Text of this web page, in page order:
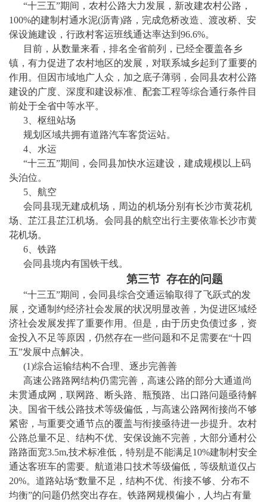
“十三五”期间，农村公路大力发展，新改建农村公路，
100%的建制村通水泥(沥青)路，完成危桥改造、渡改桥、安
保设施建设，行政村客运班线通达率达到96.6%。
目前，从数量来看，排名全省前列，已经全覆盖各乡
镇，有力促进了农村地区的发展，对联系城乡起到了重要的
作用。但因市域地广人众，加之底子薄弱， 会同县农村公路
建设的广度、深度和建设标准、配套工程等综合通行条件目
前处于全省中等水平。
3
枢纽站场
规划区域共拥有道路汽车客货运站。
4、水运
“十三五”期间， 会同县加快水运建设，建成规模以上码
头泊位。
5、航空
会同县现无建成机场，周边的机场分别有长沙市黄花机
场、 芷江县芷江机场。会同县的航空出行主要依靠长沙市黄
花机场。
6、铁路
会同县境内有国铁干线。
第三节 存在的问题
“十三五”期间， 会同县综合交通运输取得了飞跃式的发
展，交通制约经济社会发展的状况明显改善，为促进区域经
济社会发展发挥了重要作用。但是，由于历史负债过多，资
金投入不足等原因，仍然存在一些问题和不足需要在“十四
五”发展中点解决。
(1)综合运输结构不合理、逐步完善善
高速公路路网结构仍需完善，高速公路的部分大通道尚
未贯通成网，联网路、断头路、瓶预路、出口路问题亟待解
决。国省干线公路技术等级偏低，与高速公路网衔接尚不够
紧密，与重要交通节点的覆盖与衔接亟待进一步提升。农村
公路总量不足、结构不优、安保设施不完善，大部分通村公
路路面宽3.5m,技术标准低，特别是不能满足10%建制村安全
通达客班车的需要。航道港口技术等级偏低，等级航道仅占
20%。道路站场“数量不足，结构不优、衔接不够、分布不
均衡”的问题仍然突出存在。铁路网规模偏小，人均占有量